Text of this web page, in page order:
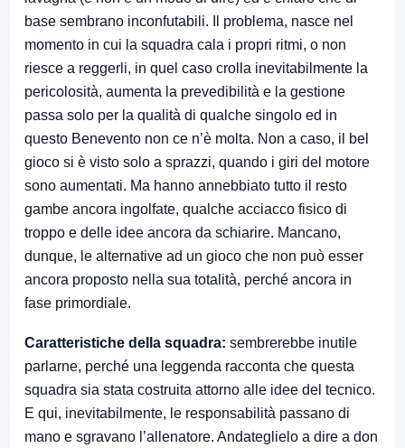
base sembrano inconfutabili. Il problema, nasce nel
momento in cui la squadra cala i propri ritmi, o non
riesce a reggerli, in quel caso crolla inevitabilmente la
pericolosità, aumenta la prevedibilità e la gestione
passa solo per la qualità di qualche singolo ed in
questo Benevento non ce n’è molta. Non a caso, il bel
gioco si è visto solo a sprazzi, quando i giri del motore
sono aumentati. Ma hanno annebbiato tutto il resto
gambe ancora ingolfate, qualche acciacco fisico di
troppo e delle idee ancora da schiarire. Mancano,
dunque, le alternative ad un gioco che non può esser
ancora proposto nella sua totalità, perché ancora in
fase primordiale.
Caratteristiche della squadra: sembrerebbe inutile
parlarne, perché una leggenda racconta che questa
squadra sia stata costruita attorno alle idee del tecnico.
E qui, inevitabilmente, le responsabilità passano di
mano e sgravano l’allenatore. Andateglielo a dire a don